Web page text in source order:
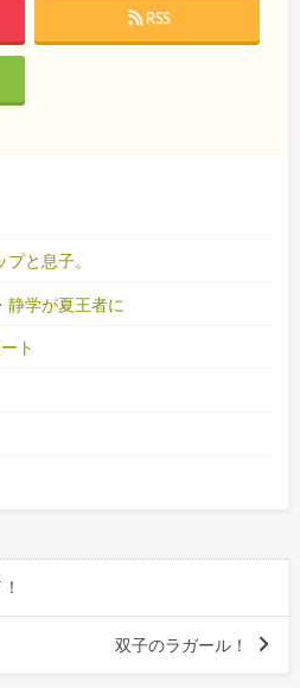
RSS
と息子。
静学が夏王者に
ト
双子のラガール！